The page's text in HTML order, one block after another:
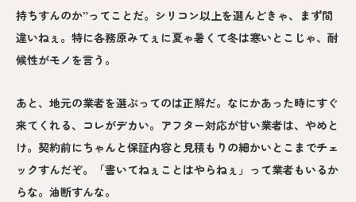
持ちすんのか”ってことだ。シリコン以上を選んどきゃ、まず間
違いねぇ。特に各務原みてぇに夏ゃ暑くて冬は寒いとこじゃ、耐
候性がモノを言う。
あと、地元の業者を選ぶってのは正解だ。なにかあった時にすぐ
来てくれる、コレがデカい。アフター対応が甘い業者は、やめと
け。契約前にちゃんと保証内容と見積もりの細かいとこまでチェ
ックすんだぞ。「書いてねぇことはやらねぇ」って業者もいるか
らな。油断すんな。